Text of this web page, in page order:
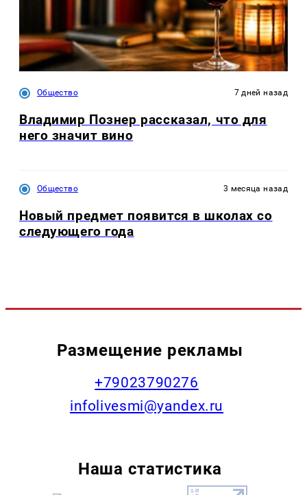
Общество 7 дней назад
Владимир Познер рассказал, что для
него значит вино
Общество 3 месяца назад
Новый предмет появится в школах со
следующего года
Размещение рекламы
+79023790276
infolivesmi@yandex.ru
Наша статистика